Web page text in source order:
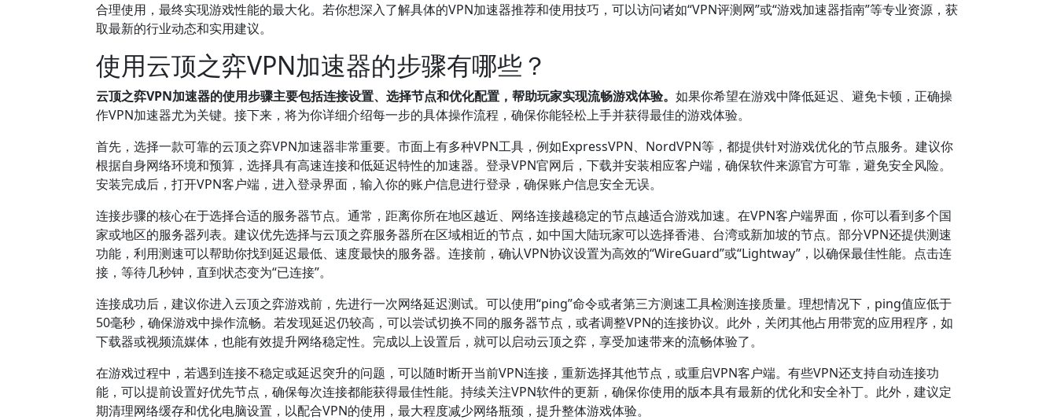
合理使用，最终实现游戏性能的最大化。若你想深入了解具体的VPN加速器推荐和使用技巧，可以访问诸如“VPN评测网”或“游戏加速器指南”等专业资源，获
取最新的行业动态和实用建议。
使用云顶之弈VPN加速器的步骤有哪些？
云顶之弈VPN加速器的使用步骤主要包括连接设置、选择节点和优化配置，帮助玩家实现流畅游戏体验。 如果你希望在游戏中降低延迟、避免卡顿，正确操
作VPN加速器尤为关键。接下来，将为你详细介绍每一步的具体操作流程，确保你能轻松上手并获得最佳的游戏体验。
首先，选择一款可靠的云顶之弈VPN加速器非常重要。市面上有多种VPN工具，例如ExpressVPN、NordVPN等，都提供针对游戏优化的节点服务。建议你
根据自身网络环境和预算，选择具有高速连接和低延迟特性的加速器。登录VPN官网后，下载并安装相应客户端，确保软件来源官方可靠，避免安全风险。
安装完成后，打开VPN客户端，进入登录界面，输入你的账户信息进行登录，确保账户信息安全无误。
连接步骤的核心在于选择合适的服务器节点。通常，距离你所在地区越近、网络连接越稳定的节点越适合游戏加速。在VPN客户端界面，你可以看到多个国
家或地区的服务器列表。建议优先选择与云顶之弈服务器所在区域相近的节点，如中国大陆玩家可以选择香港、台湾或新加坡的节点。部分VPN还提供测速
功能，利用测速可以帮助你找到延迟最低、速度最快的服务器。连接前，确认VPN协议设置为高效的“WireGuard”或“Lightway”，以确保最佳性能。点击连
接，等待几秒钟，直到状态变为“已连接”。
连接成功后，建议你进入云顶之弈游戏前，先进行一次网络延迟测试。可以使用“ping”命令或者第三方测速工具检测连接质量。理想情况下，ping值应低于
50毫秒，确保游戏中操作流畅。若发现延迟仍较高，可以尝试切换不同的服务器节点，或者调整VPN的连接协议。此外，关闭其他占用带宽的应用程序，如
下载器或视频流媒体，也能有效提升网络稳定性。完成以上设置后，就可以启动云顶之弈，享受加速带来的流畅体验了。
在游戏过程中，若遇到连接不稳定或延迟突升的问题，可以随时断开当前VPN连接，重新选择其他节点，或重启VPN客户端。有些VPN还支持自动连接功
能，可以提前设置好优先节点，确保每次连接都能获得最佳性能。持续关注VPN软件的更新，确保你使用的版本具有最新的优化和安全补丁。此外，建议定
期清理网络缓存和优化电脑设置，以配合VPN的使用，最大程度减少网络瓶颈，提升整体游戏体验。